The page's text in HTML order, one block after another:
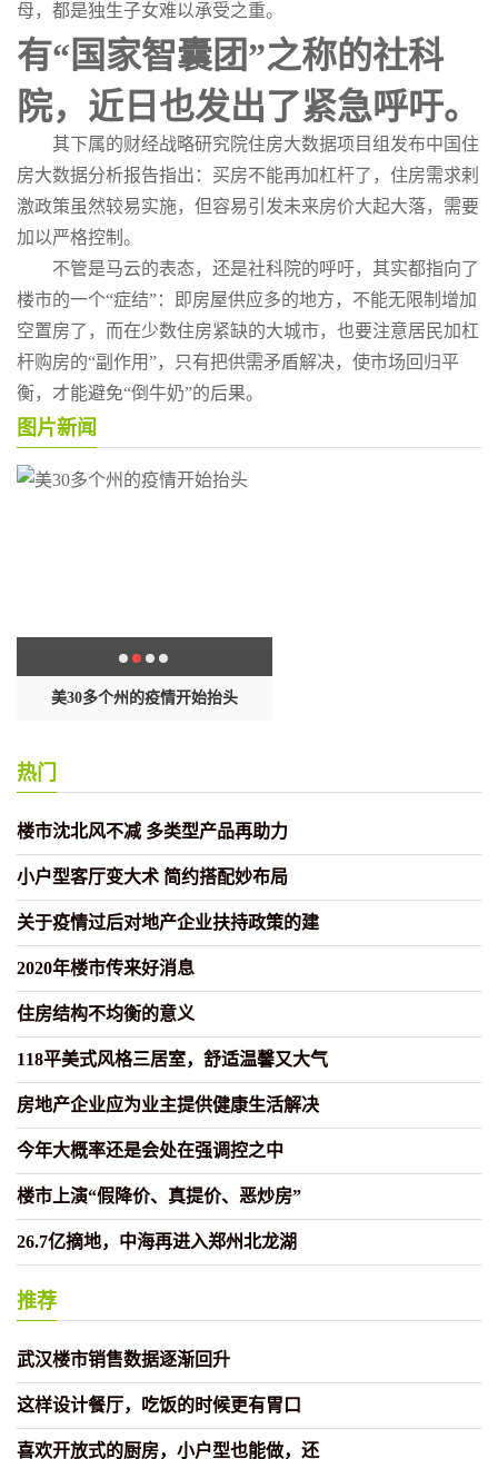
母，都是独生子女难以承受之重。
有“国家智囊团”之称的社科
院，近日也发出了紧急呼吁。
其下属的财经战略研究院住房大数据项目组发布中国住
房大数据分析报告指出：买房不能再加杠杆了，住房需求剌
激政策虽然较易实施，但容易引发未来房价大起大落，需要
加以严格控制。
不管是马云的表态，还是社科院的呼吁，其实都指向了
楼市的一个“症结”：即房屋供应多的地方，不能无限制增加
空置房了，而在少数住房紧缺的大城市，也要注意居民加杠
杆购房的“副作用”，只有把供需矛盾解决，使市场回归平
衡，才能避免“倒牛奶”的后果。
图片新闻
美30多个州的疫情开始抬头
热门
楼市沈北风不减 多类型产品再助力
小户型客厅变大术 简约搭配妙布局
关于疫情过后对地产企业扶持政策的建
2020年楼市传来好消息
住房结构不均衡的意义
118平美式风格三居室，舒适温馨又大气
房地产企业应为业主提供健康生活解决
今年大概率还是会处在强调控之中
楼市上演“假降价、真提价、恶炒房”
26.7亿摘地，中海再进入郑州北龙湖
推荐
武汉楼市销售数据逐渐回升
这样设计餐厅，吃饭的时候更有胃口
喜欢开放式的厨房，小户型也能做，还